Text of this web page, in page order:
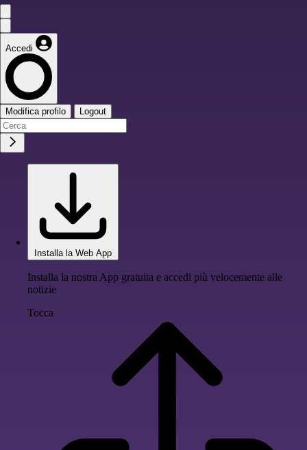
Accedi
Modifica profilo Logout
Installa la Web App
Installa la nostra App gratuita e accedi più velocemente alle
notizie
Tocca